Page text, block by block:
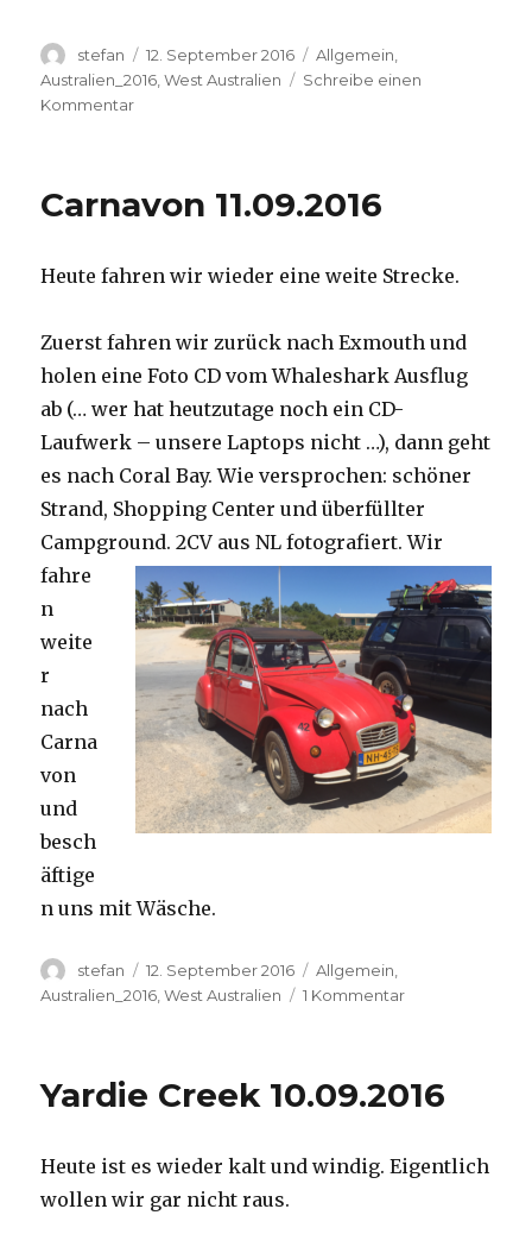
Autor
stefan
Veröffentlicht
am
12. September 2016 Kategorien
Allgemein
Australien_2016 ,West Australien
Schreibe einen
Kommentarzu
Carnavon 11.09.2016
Heute fahren wir wieder eine weite Strecke.
Zuerst fahren wir zurück nach Exmouth und
holen eine Foto CD vom Whaleshark Ausflug
ab (… wer hat heutzutage noch ein CD-
Laufwerk – unsere Laptops nicht …), dann geht
es nach Coral Bay. Wie versprochen: schöner
Strand, Shopping Center und überfüllter
Campground.2CV aus NL fotografiert. Wir
fahre
n
weite
r
nach
Carna
von
und
besch
äftige
n uns mit Wäsche.
Autor
stefan
Veröffentlicht
am
12. September 2016 Kategorien
Allgemein
Australien_2016 ,West Australien 1 Kommentarzu
Yardie Creek 10.09.2016
Heute ist es wieder kalt und windig. Eigentlich
wollen wir gar nicht raus.